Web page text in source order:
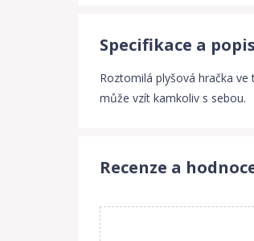
Specifikace a popis
Roztomilá plyšová hračka
může vzít kamkoliv s sebou.
Recenze a